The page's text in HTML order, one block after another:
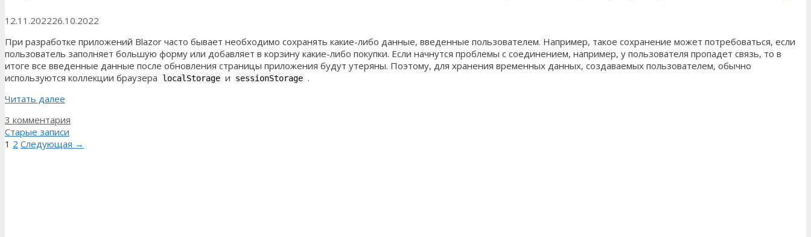
12.11.202226.10.2022
При разработке приложений Blazor часто бывает необходимо сохранять какие-либо данные, введенные пользователем. Например, такое сохранение может потребоваться, если
пользователь заполняет большую форму или добавляет в корзину какие-либо покупки. Если начнутся проблемы с соединением, например, у пользователя пропадет связь, то в
итоге все введенные данные после обновления страницы приложения будут утеряны. Поэтому, для хранения временных данных, создаваемых пользователем, обычно
используются коллекции браузера
localStorage и sessionStorage .
Читать далее
3 комментария
Старые записи
Страница
1 Страница
2 Следующая →